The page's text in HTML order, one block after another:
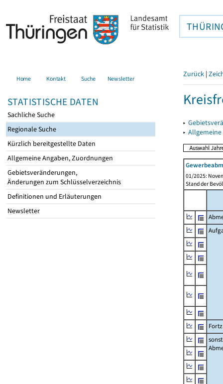
Home Kontakt Suche Newsletter
STATISTISCHE DATEN
Sachliche Suche
Regionale Suche
Kürzlich bereitgestellte Daten
Allgemeine Angaben, Zuordnungen
Gebietsveränderungen,
Änderungen zum Schlüsselverzeichnis
Definitionen und Erläuterungen
Newsletter
Zurück |
▸
▸
01/2025:
Stand der